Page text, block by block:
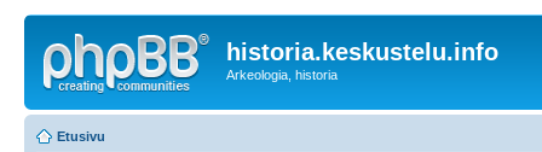
historia.keskustelu.info
Arkeologia, historia
Etusivu